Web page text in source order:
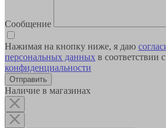
Сообщение
Нажимая на кнопку ниже, я даю
персональных данных в соответствии с
конфиденциальности
Наличие в магазинах